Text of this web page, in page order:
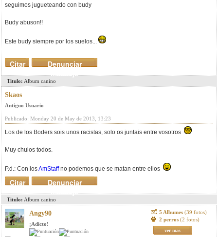
seguimos jugueteando con budy
Budy abuson!!
Este budy siempre por los suelos...
Denunciar
mensaje
Citar
Titulo: Album canino
Skaos
Antiguo Usuario
Publicado: Monday 20 de May de 2013, 13:23
Los de los Boders sois unos racistas, solo os juntais entre vosotros
Muy chulos todos.
P.d.: Con losAmStaffno podemos que se matan entre ellos
Denunciar
mensaje
Citar
Titulo: Album canino
Angy90
¡Adicto!
5 Albumes (39 fotos)
2 perros (2 fotos)
ver mas